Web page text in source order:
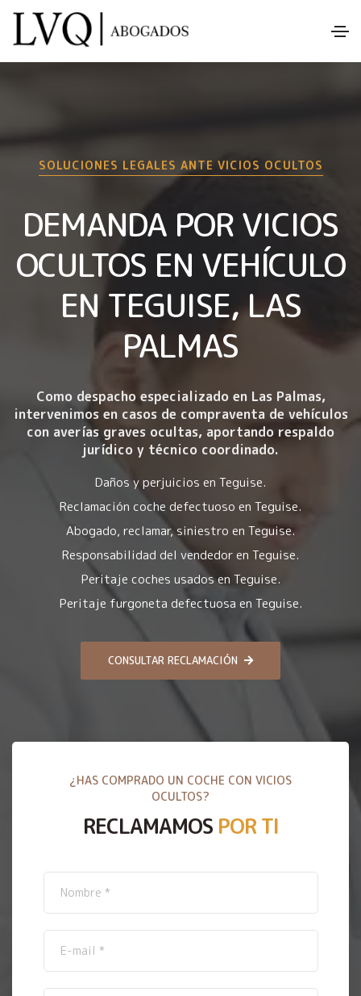
SOLUCIONES LEGALES ANTE VICIOS OCULTOS
DEMANDA POR VICIOS
OCULTOS EN VEHÍCULO
EN TEGUISE, LAS
PALMAS
Como despacho especializado en Las Palmas,
intervenimos en casos de compraventa de vehículos
con averías graves ocultas, aportando respaldo
jurídico y técnico coordinado.
Daños y perjuicios en Teguise.
Reclamación coche defectuoso en Teguise.
Abogado, reclamar, siniestro en Teguise.
Responsabilidad del vendedor en Teguise.
Peritaje coches usados en Teguise.
Peritaje furgoneta defectuosa en Teguise.
CONSULTAR RECLAMACIÓN
¿HAS COMPRADO UN COCHE CON VICIOS
OCULTOS?
RECLAMAMOS POR TI